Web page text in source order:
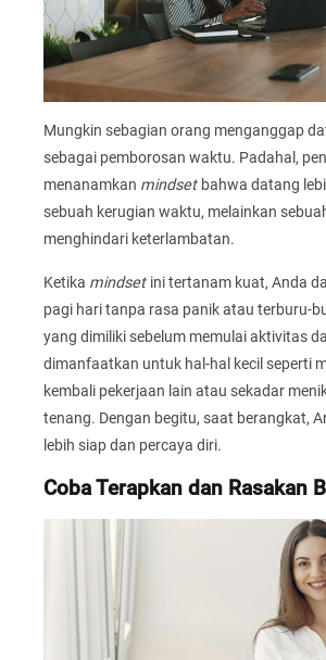
Mungkin sebagian orang menganggap
sebagai pemborosan waktu. Padahal,
menanamkan mindset bahwa datang
sebuah kerugian waktu, melainkan
menghindari keterlambatan.
Ketika mindset ini tertanam kuat, Anda
pagi hari tanpa rasa panik atau terburu-
yang dimiliki sebelum memulai aktivitas
dimanfaatkan untuk hal-hal kecil seperti
kembali pekerjaan lain atau sekadar
tenang. Dengan begitu, saat berangkat,
lebih siap dan percaya diri.
Coba Terapkan dan Rasakan